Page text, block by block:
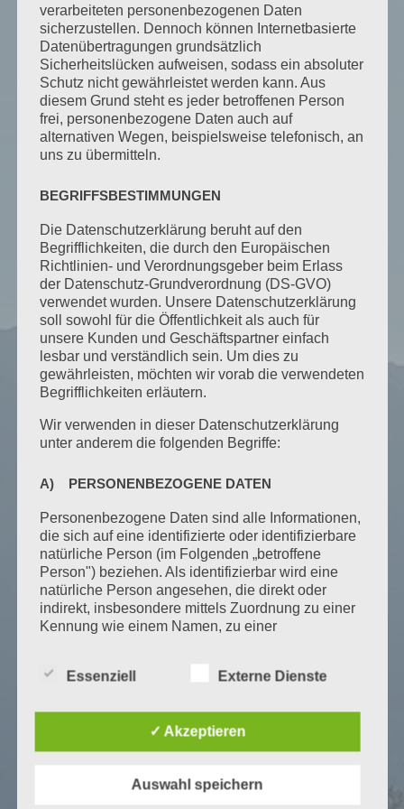
Unsere Ferienwohnungen sind alle
vom Bayerischen Heilbäder-Verband
e.V. zertifiziert und somit
allergikerfreundlich. Wir bitten Sie
um Verständnis, dass Haustiere bei
uns leider nicht mit aufgenommen
werden dürfen.
Mehr Erfahren...
verarbeiteten personenbezogenen Daten
sicherzustellen. Dennoch können Internetbasierte
Datenübertragungen grundsätzlich
Sicherheitslücken aufweisen, sodass ein absoluter
Schutz nicht gewährleistet werden kann. Aus
diesem Grund steht es jeder betroffenen Person
frei, personenbezogene Daten auch auf
alternativen Wegen, beispielsweise telefonisch, an
uns zu übermitteln.
BEGRIFFSBESTIMMUNGEN
Die Datenschutzerklärung beruht auf den
Begrifflichkeiten, die durch den Europäischen
Richtlinien- und Verordnungsgeber beim Erlass
der Datenschutz-Grundverordnung (DS-GVO)
verwendet wurden. Unsere Datenschutzerklärung
soll sowohl für die Öffentlichkeit als auch für
unsere Kunden und Geschäftspartner einfach
lesbar und verständlich sein. Um dies zu
gewährleisten, möchten wir vorab die verwendeten
Begrifflichkeiten erläutern.
Wir verwenden in dieser Datenschutzerklärung
unter anderem die folgenden Begriffe:
A) PERSONENBEZOGENE DATEN
Personenbezogene Daten sind alle Informationen,
die sich auf eine identifizierte oder identifizierbare
natürliche Person (im Folgenden „betroffene
Person") beziehen. Als identifizierbar wird eine
natürliche Person angesehen, die direkt oder
indirekt, insbesondere mittels Zuordnung zu einer
Kennung wie einem Namen, zu einer
besonderen Merkmalen, die Ausdruck der
psychischen, wirtschaftlichen, kulturellen oder
sozialen Identität dieser natürlichen Person sind,
identifiziert werden kann.
B) BETROFFENE PERSON
Essenziell Externe Dienste
✓ Akzeptieren
Auswahl speichern